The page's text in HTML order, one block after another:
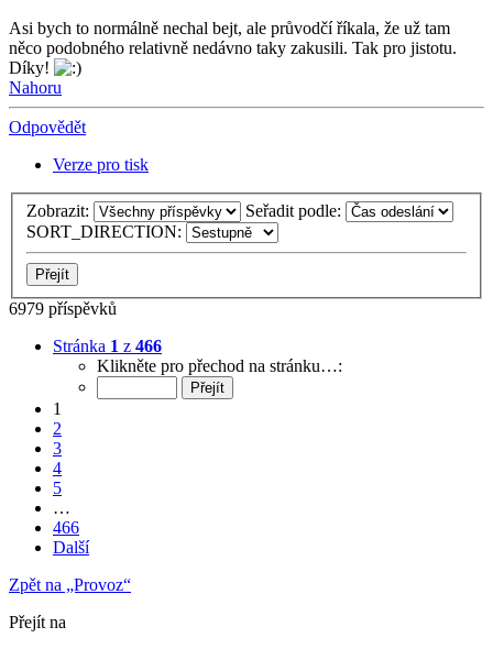
Asi bych to normálně nechal bejt, ale průvodčí říkala, že už tam
něco podobného relativně nedávno taky zakusili. Tak pro jistotu.
Díky!
Nahoru
Odpovědět
Verze pro tisk
Zobrazit:
Seřadit podle:
SORT_DIRECTION:
6979 příspěvků
Stránka 1 z 466
Klikněte pro přechod na stránku…:
1
2
3
4
5
…
466
Další
Zpět na „Provoz“
Přejít na